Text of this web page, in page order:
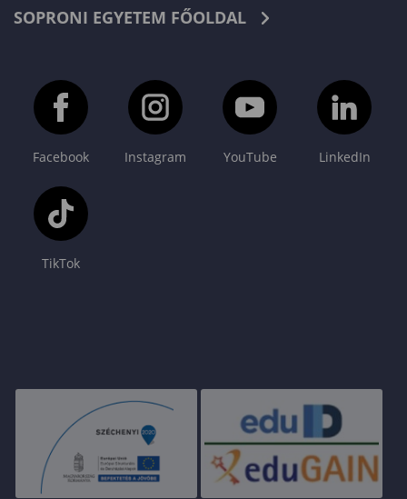
SOPRONI EGYETEM FŐOLDAL
Facebook Instagram YouTube LinkedIn
TikTok